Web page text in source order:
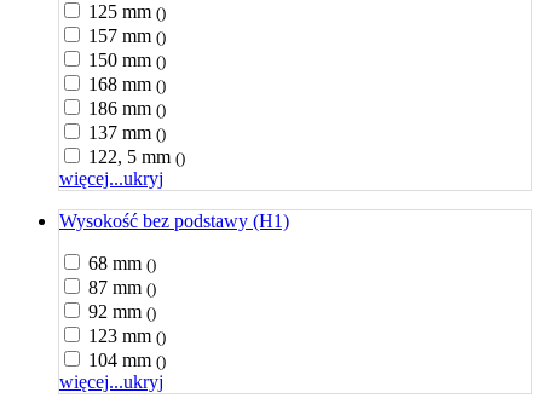
125 mm ()
157 mm ()
150 mm ()
168 mm ()
186 mm ()
137 mm ()
122, 5 mm ()
więcej...ukryj
Wysokość bez podstawy (H1)
68 mm ()
87 mm ()
92 mm ()
123 mm ()
104 mm ()
więcej...ukryj